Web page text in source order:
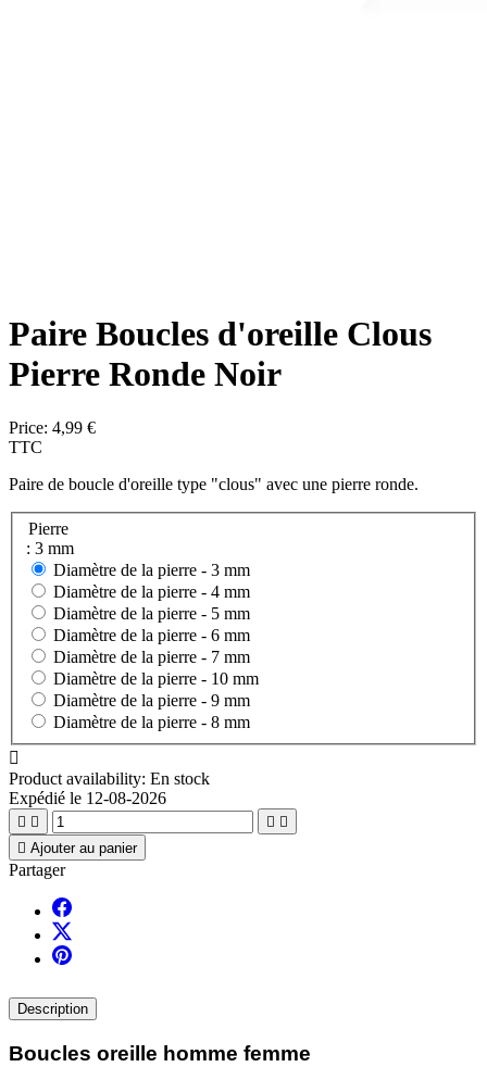
Paire Boucles d'oreille Clous
Pierre Ronde Noir
Price: 4,99 €
TTC
Paire de boucle d'oreille type "clous" avec une pierre ronde.
Pierre
: 3 mm
Diamètre de la pierre - 3 mm
Diamètre de la pierre - 4 mm
Diamètre de la pierre - 5 mm
Diamètre de la pierre - 6 mm
Diamètre de la pierre - 7 mm
Diamètre de la pierre - 10 mm
Diamètre de la pierre - 9 mm
Diamètre de la pierre - 8 mm

Product availability: En stock
Expédié le 12-08-2026
   
 Ajouter au panier
Partager
Description
Boucles oreille homme femme